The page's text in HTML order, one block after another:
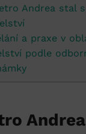
Andrea stal
a praxe v
podle